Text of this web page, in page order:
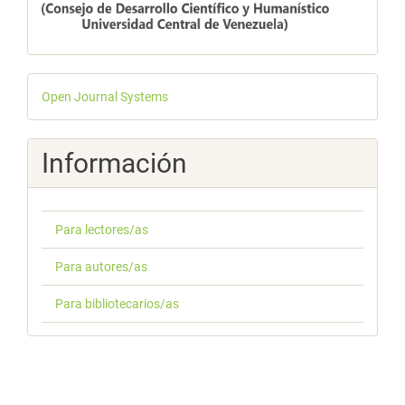
Desarrollado
por
Open Journal Systems
Información
Para lectores/as
Para autores/as
Para bibliotecarios/as